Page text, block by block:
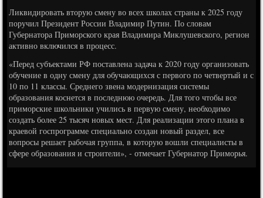
Ликвидировать вторую смену во всех школах страны к 2025 году
поручил Президент России Владимир Путин. По словам
Губернатора Приморского края Владимира Миклушевского, регион
активно включился в процесс.
«Перед субъектами РФ поставлена задача к 2020 году организовать
обучение в одну смену для обучающихся с первого по четвертый и с
10 по 11 классы. Среднего звена модернизация системы
образования коснется в последнюю очередь. Для того чтобы все
приморские школьники учились в первую смену, необходимо
создать более 25 тысяч новых мест. Для реализации этого плана в
краевой госпрограмме специально создан новый раздел, все
вопросы решает рабочая группа, в которую вошли специалисты в
сфере образования и строители», - отмечает Губернатор Приморья.